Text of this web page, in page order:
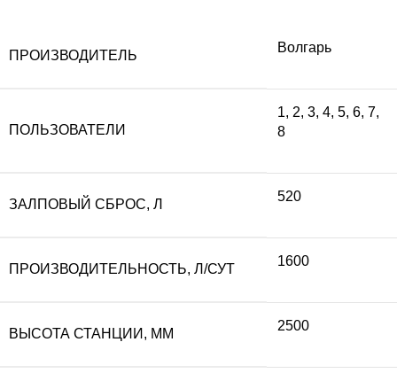
ПРОИЗВОДИТЕЛЬ
Волгарь
ПОЛЬЗОВАТЕЛИ
1, 2, 3, 4, 5, 6, 7,
8
ЗАЛПОВЫЙ СБРОС, Л
520
ПРОИЗВОДИТЕЛЬНОСТЬ, Л/СУТ
1600
ВЫСОТА СТАНЦИИ, ММ
2500